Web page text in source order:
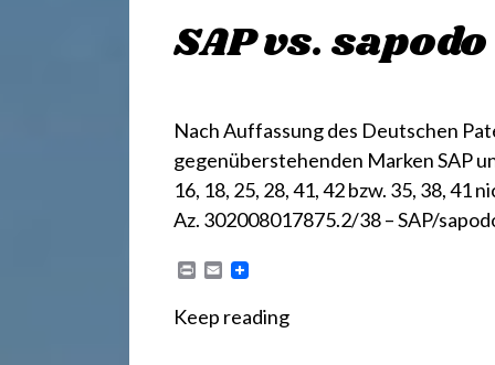
SAP vs. sapodo
Nach Auffassung des Deutschen
gegenüberstehenden Marken SAP
16, 18, 25, 28, 41, 42 bzw. 35, 38, 41
Az. 302008017875.2/38 – SAP/
n
E
i
Keep reading